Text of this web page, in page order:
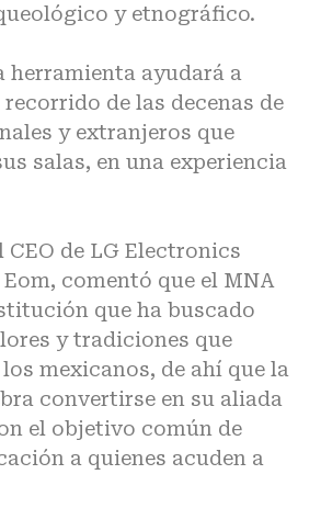
y etnográfico.
herramienta ayudará a
de las decenas de
y extranjeros que
salas, en una experiencia
CEO de LG Electronics
comentó que el MNA
que ha buscado
y tradiciones que
mexicanos, de ahí que la
convertirse en su aliada
el objetivo común de
a quienes acuden a